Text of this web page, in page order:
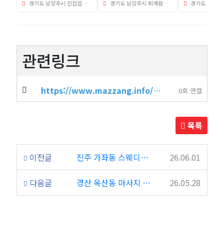
경기도 남양주시 진접읍 금곡리 1083-4 경기도 남양주시 퇴계원읍 퇴계원리 90 경기도 남양주시
관련링크
https://www.mazzang.info/shop_info.php?wr_id=5682 0회 연결
목록
이전글 진주 가좌동 스웨디시 가성비 좋고 깔끔한 힐링 샵 솜타이 26.06.01
다음글 경산 옥산동 마사지 조용한 분위기에서 수면 가능한 폭스마사지 26.05.28